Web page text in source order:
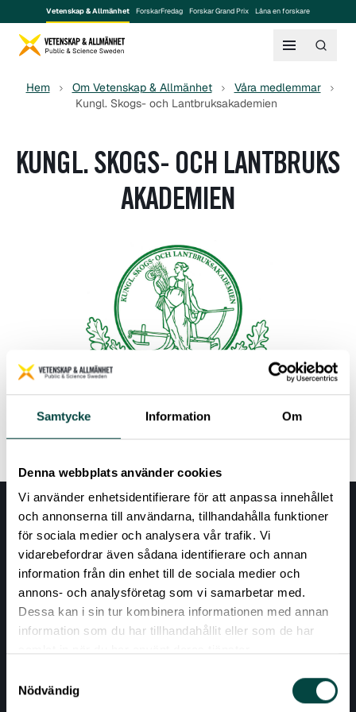
Samtycke Information Om
Denna webbplats använder cookies
Vi använder enhetsidentifierare för att anpassa innehållet
och annonserna till användarna, tillhandahålla funktioner
för sociala medier och analysera vår trafik. Vi
vidarebefordrar även sådana identifierare och annan
information från din enhet till de sociala medier och
annons- och analysföretag som vi samarbetar med.
Dessa kan i sin tur kombinera informationen med annan
information som du har tillhandahållit eller som de har
Nödvändig
Vetenskap & Allmänhet ForskarFredag Forskar Grand Prix Låna en forskare
Hem Om Vetenskap & Allmänhet
Våra medlemmar
Kungl. Skogs- och Lantbruksakademien
KUNGL. SKOGS- OCH LANTBRUKS
AKADEMIEN